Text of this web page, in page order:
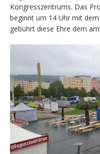
Kongresszentrums. Das
beginnt um 14 Uhr mit
gebührt diese Ehre dem